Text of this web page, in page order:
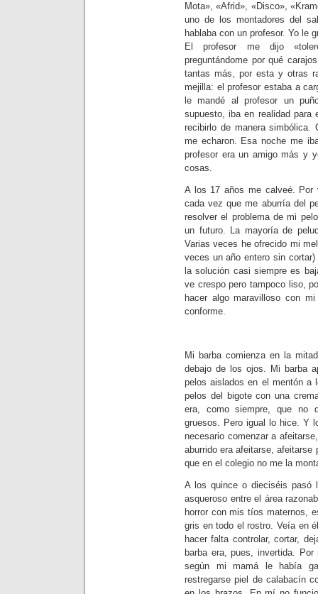
Mota», «Afrid», «Disco»,
uno de los montadores del
hablaba con un profesor. Yo le
El profesor me dijo
preguntándome por qué
tantas más, por esta y otras
mejilla: el profesor estaba a
le mandé al profesor un
supuesto, iba en realidad
recibirlo de manera
me echaron. Esa noche me
profesor era un amigo más y
cosas.
A los 17 años me calveé. Por
cada vez que me aburría del
resolver el problema de mi
un futuro. La mayoría de
Varias veces he ofrecido mi
veces un año entero sin
la solución casi siempre es
ve crespo pero tampoco liso,
hacer algo maravilloso con
conforme.
Mi barba comienza en la
debajo de los ojos. Mi barba
pelos aislados en el mentón a
pelos del bigote con una
era, como siempre, que no
gruesos. Pero igual lo hice. Y
necesario comenzar a
aburrido era afeitarse,
que en el colegio no me la
A los quince o dieciséis pasó
asqueroso entre el área
horror con mis tíos maternos,
gris en todo el rostro. Veía en
hacer falta controlar, cortar,
barba era, pues, invertida.
según mi mamá le había
restregarse piel de calabacín